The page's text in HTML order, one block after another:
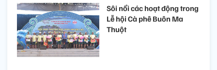
Sôi nổi các hoạt động trong
Lễ hội Cà phê Buôn Ma
Thuột